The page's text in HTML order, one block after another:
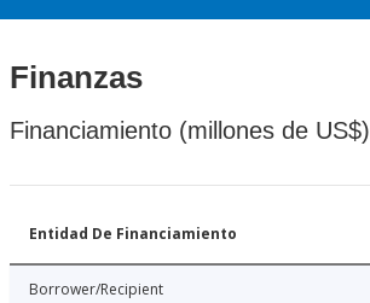
Finanzas
Financiamiento (millones de US$)
Entidad De Financiamiento
Borrower/Recipient